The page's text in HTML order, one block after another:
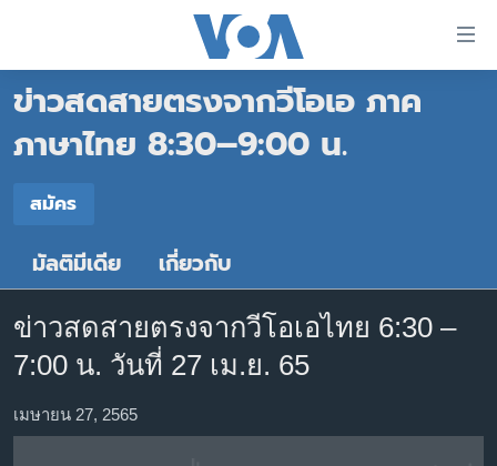
ต่อ
ไป
หลัก
หน้า
หลัก
ไป
การ
หน้าหลัก
โลก
เอเชีย
ไทย
ธุรกิจ
วิทยาศาสตร์
ไลฟ์สไตล์
ข่าวสดสายตรงจากวีโอเอ ภาค
ภาษาไทย 8:30–9:00 น.
สมัคร
สมัคร
มัลติมีเดีย เกี่ยวกับ
ข่าวสดสายตรงจากวีโอเอไทย 6:30 –
7:00 น. วันที่ 27 เม.ย. 65
เมษายน 27, 2565